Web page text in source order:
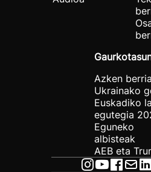
Azken
Ukrainako
Euskadiko
egutegia
Eguneko
albisteak
AEB eta